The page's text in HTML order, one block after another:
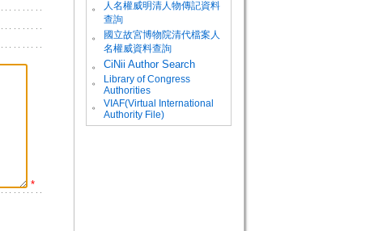
*
。
人名權威明清人物傳記資料
查詢
。
國立故宮博物院清代檔案人
名權威資料查詢
。
CiNii Author Search
。
Library of Congress
Authorities
。
VIAF(Virtual International
Authority File)